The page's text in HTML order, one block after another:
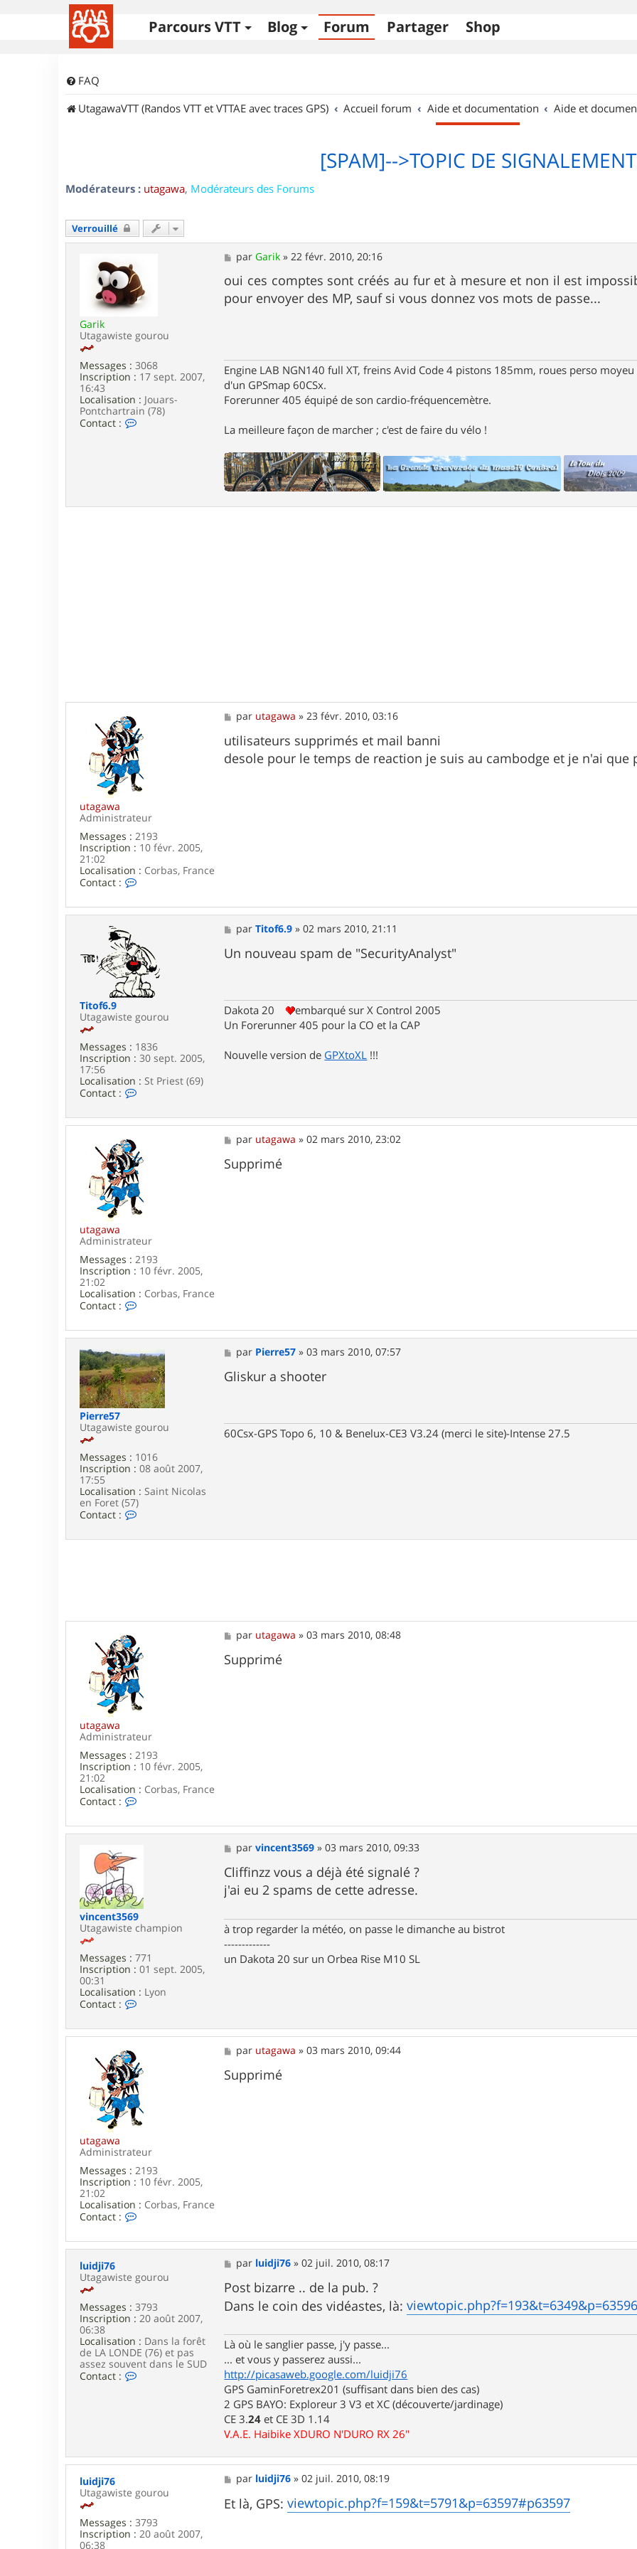
Parcours VTT Blog Forum Partager Shop
FAQ
UtagawaVTT (Randos VTT et VTTAE avec traces GPS)
Accueil forum Aide et documentation Aide et
[SPAM]-->TOPIC DE SIGNALEMENT
Modérateurs : utagawa, Modérateurs des Forums
Verrouillé
Garik
Utagawiste gourou
Messages : 3068
Inscription : 17 sept. 2007,
16:43
Localisation : Jouars-
Pontchartrain (78)
Contact :
M
e
s
s
a
parGarik »22 févr. 2010, 20:16
oui ces comptes sont créés au fur et à mesure et non il est
pour envoyer des MP, sauf si vous donnez vos mots de passe...
Engine LAB NGN140 full XT, freins Avid Code 4 pistons 185mm, roues perso
d'un GPSmap 60CSx.
Forerunner 405 équipé de son cardio-fréquencemètre.
La meilleure façon de marcher ; c'est de faire du vélo !
utagawa
Administrateur
Messages : 2193
Inscription : 10 févr. 2005,
21:02
Localisation : Corbas, France
Contact :
n
t
t
e
r
u
t
g
w
a
M
e
s
s
a
par utagawa »23 févr. 2010, 03:16
utilisateurs supprimés et mail banni
desole pour le temps de reaction je suis au cambodge et je n'ai que
Titof6.9
Utagawiste gourou
Messages : 1836
Inscription : 30 sept. 2005,
17:56
Localisation : St Priest (69)
Contact :
t
c
t
e
r
T
t
f
.
9
M
e
s
s
parTitof6.9 »02 mars 2010, 21:11
Un nouveau spam de "SecurityAnalyst"
Dakota 20
embarqué sur X Control 2005
Un Forerunner 405 pour la CO et la CAP
Nouvelle version de GPXtoXL !!!
utagawa
Administrateur
Messages : 2193
Inscription : 10 févr. 2005,
21:02
Localisation : Corbas, France
Contact :
n
t
c
t
e
r
u
a
a
w
a
M
e
s
s
par utagawa »02 mars 2010, 23:02
Supprimé
Pierre57
Utagawiste gourou
Messages : 1016
Inscription : 08 août 2007,
17:55
Localisation : Saint Nicolas
en Foret (57)
Contact :
r
r
e
5
7
M
e
s
s
par Pierre57 »03 mars 2010, 07:57
Gliskur a shooter
60Csx-GPS Topo 6, 10 & Benelux-CE3 V3.24 (merci le site)-Intense 27.5
utagawa
Administrateur
Messages : 2193
Inscription : 10 févr. 2005,
21:02
Localisation : Corbas, France
Contact :
n
t
u
t
a
w
a
M
e
s
s
par utagawa »03 mars 2010, 08:48
Supprimé
vincent3569
Utagawiste champion
Messages : 771
Inscription : 01 sept. 2005,
00:31
Localisation : Lyon
Contact :
t
c
t
e
r
v
n
e
t
3
6
M
e
s
s
a
parvincent3569 »03 mars 2010, 09:33
Cliffinzz vous a déjà été signalé ?
j'ai eu 2 spams de cette adresse.
à trop regarder la météo, on passe le dimanche au bistrot
-------------
un Dakota 20 sur un Orbea Rise M10 SL
utagawa
Administrateur
Messages : 2193
Inscription : 10 févr. 2005,
21:02
Localisation : Corbas, France
Contact :
n
t
c
t
r
u
a
g
a
M
e
s
s
par utagawa »03 mars 2010, 09:44
Supprimé
luidji76
Utagawiste gourou
Messages : 3793
Inscription : 20 août 2007,
06:38
Localisation : Dans la forêt
de LA LONDE (76) et pas
assez souvent dans le SUD
Contact :
e
r
u
i
j
i
M
e
s
s
a
par luidji76 »02 juil. 2010, 08:17
Post bizarre .. de la pub. ?
Dans le coin des vidéastes, là:
Là où le sanglier passe, j'y passe...
... et vous y passerez aussi...
http://picasaweb.google.com/luidji76
GPS GaminForetrex201 (suffisant dans bien des cas)
2 GPS BAYO: Exploreur 3 V3 et XC (découverte/jardinage)
CE 3.24 et CE 3D 1.14
V.A.E. Haibike XDURO N'DURO RX 26"
luidji76
Utagawiste gourou
Messages : 3793
Inscription : 20 août 2007,
06:38
M
e
s
s
par luidji76 »02 juil. 2010, 08:19
Et là, GPS:viewtopic.php?f=159&t=5791&p=63597#p63597